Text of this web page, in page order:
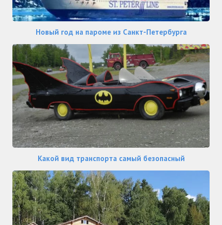
Новый год на пароме из Санкт-Петербурга
Какой вид транспорта самый безопасный